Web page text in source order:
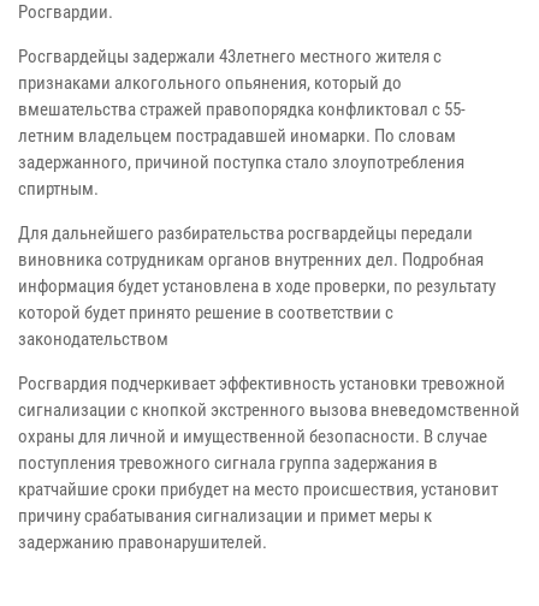
Росгвардии.
Росгвардейцы задержали 43летнего местного жителя с
признаками алкогольного опьянения, который до
вмешательства стражей правопорядка конфликтовал с 55-
летним владельцем пострадавшей иномарки. По словам
задержанного, причиной поступка стало злоупотребления
спиртным.
Для дальнейшего разбирательства росгвардейцы передали
виновника сотрудникам органов внутренних дел. Подробная
информация будет установлена в ходе проверки, по результату
которой будет принято решение в соответствии с
законодательством
Росгвардия подчеркивает эффективность установки тревожной
сигнализации с кнопкой экстренного вызова вневедомственной
охраны для личной и имущественной безопасности. В случае
поступления тревожного сигнала группа задержания в
кратчайшие сроки прибудет на место происшествия, установит
причину срабатывания сигнализации и примет меры к
задержанию правонарушителей.